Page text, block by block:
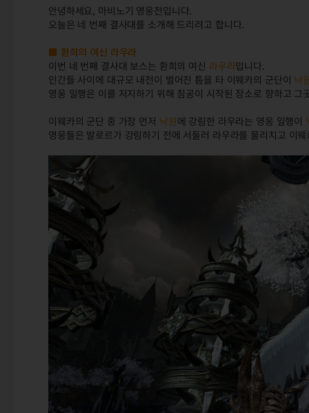
안녕하세요, 마비노기 영웅전입니다.
오늘은 네 번째 결사대를 소개해 드리려고 합니다.
■ 환희의 여신 라우라
이번 네 번째 결사대 보스는 환희의 여신 라우라입니다.
인간들 사이에 대규모 내전이 벌어진 틈을 타 이웨카의 군단이 낙
영웅 일행은 이를 저지하기 위해 침공이 시작된 장소로 향하고 그
이웨카의 군단 중 가장 먼저 낙원에 강림한 라우라는 영웅 일행이
영웅들은 발로르가 강림하기 전에 서둘러 라우라를 물리치고 이